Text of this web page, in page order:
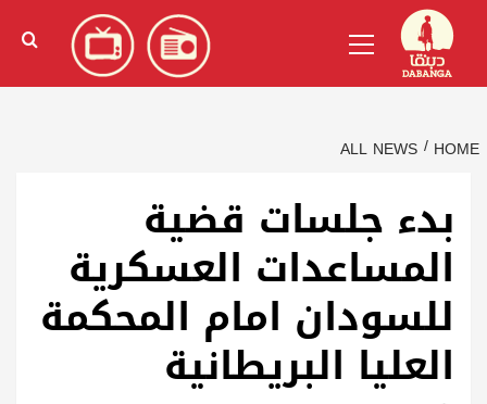
content
الإنجليزية)
Menu
HOME
ALL NEWS
بدء جلسات قضية
المساعدات العسكرية
للسودان امام المحكمة
العليا البريطانية